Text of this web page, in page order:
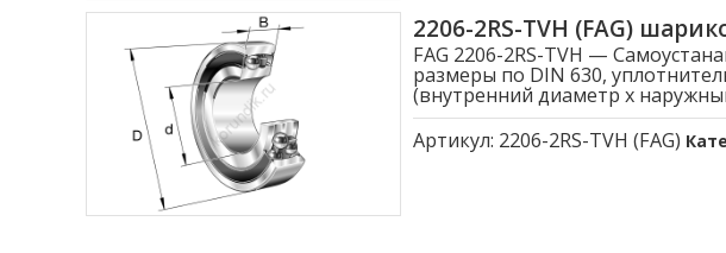
2206-2RS-TVH (FAG)
FAG 2206-2RS-TVH —
размеры по DIN 630,
(внутренний диаметр x
Артикул: 2206-2RS-TVH (FAG)